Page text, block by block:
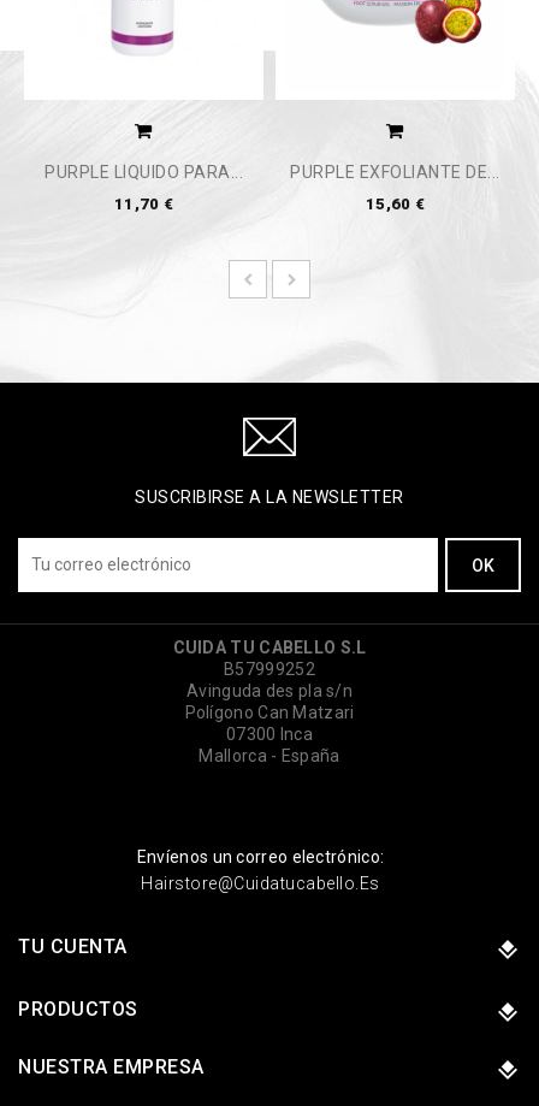
PURPLE LÍQUIDO PARA...
11,70 €
PURPLE EXFOLIANTE DE...
15,60 €
SUSCRIBIRSE A LA NEWSLETTER
CUIDA TU CABELLO S.L
B57999252
Avinguda des pla s/n
Polígono Can Matzari
07300 Inca
Mallorca - España
Envíenos un correo electrónico:
Hairstore@cuidatucabello.es
TU CUENTA
PRODUCTOS
NUESTRA EMPRESA